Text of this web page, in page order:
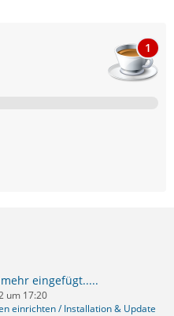
1
eingefügt.....
um 17:20
einrichten / Installation & Update